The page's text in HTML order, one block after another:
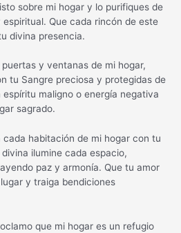
sobre mi hogar y lo purifiques de
Que cada rincón de este
divina presencia.
y ventanas de mi hogar,
tu Sangre preciosa y protegidas de
maligno o energía negativa
sagrado.
habitación de mi hogar con tu
ilumine cada espacio,
paz y armonía. Que tu amor
y traiga bendiciones
que mi hogar es un refugio